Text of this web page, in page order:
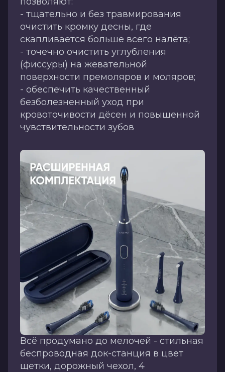
- тщательно и без травмирования
очистить кромку десны, где
скапливается больше всего налёта;
- точечно очистить углубления
(фиссуры) на жевательной
поверхности премоляров и моляров;
- обеспечить качественный
безболезненный уход при
кровоточивости дёсен и повышенной
чувствительности зубов
Всё продумано до мелочей - стильная
беспроводная док-станция в цвет
щетки, дорожный чехол, 4